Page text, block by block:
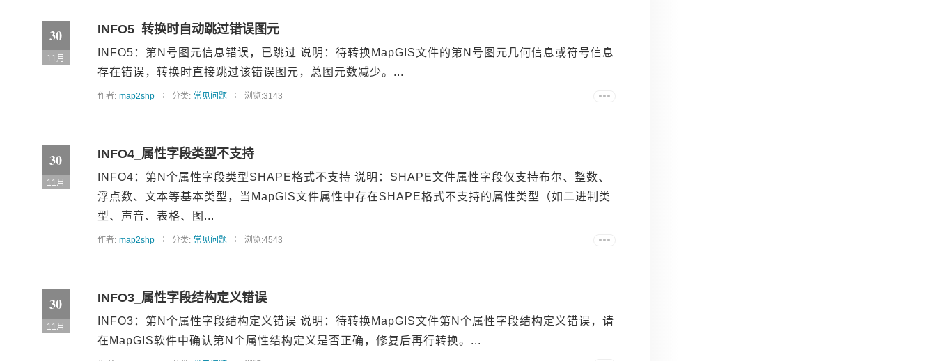
30
11月
INFO5_转换时自动跳过错误图元
INFO5：第N号图元信息错误，已跳过 说明：待转换MapGIS文件的第N号图元几何信息或符号信息
存在错误，转换时直接跳过该错误图元，总图元数减少。...
作者: map2shp 分类: 常见问题 浏览:3143
30
11月
INFO4_属性字段类型不支持
INFO4：第N个属性字段类型SHAPE格式不支持 说明：SHAPE文件属性字段仅支持布尔、整数、
浮点数、文本等基本类型，当MapGIS文件属性中存在SHAPE格式不支持的属性类型（如二进制类
型、声音、表格、图...
作者: map2shp 分类: 常见问题 浏览:4543
30
11月
INFO3_属性字段结构定义错误
INFO3：第N个属性字段结构定义错误 说明：待转换MapGIS文件第N个属性字段结构定义错误，请
在MapGIS软件中确认第N个属性结构定义是否正确，修复后再行转换。...